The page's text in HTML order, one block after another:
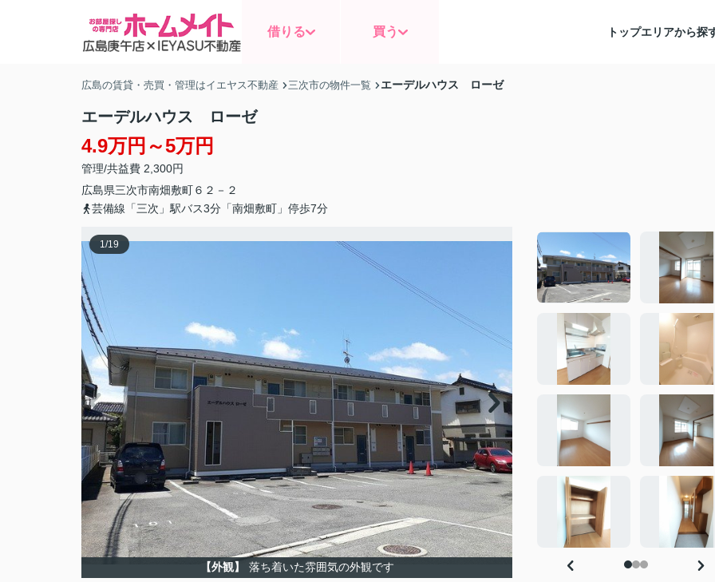
借りる 買う トップエリアから探
広島の賃貸・売買・管理はイエヤス不動産 三次市の物件一覧 エーデルハウス ローゼ
エーデルハウス ローゼ
4.9万円～5万円
管理/共益費 2,300円
広島県三次市南畑敷町６２－２
芸備線「三次」駅バス3分「南畑敷町」停歩7分
1/19
【外観】 落ち着いた雰囲気の外観です